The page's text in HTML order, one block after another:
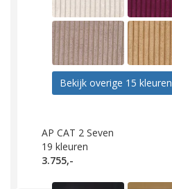
Bekijk overige 15 kleuren
AP CAT 2 Seven
19 kleuren
3.755,-